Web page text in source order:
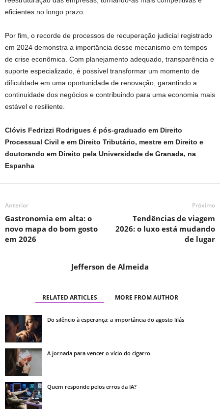
eficientes no longo prazo.
Por fim, o recorde de processos de recuperação judicial registrado
em 2024 demonstra a importância desse mecanismo em tempos
de crise econômica. Com planejamento adequado, transparência e
suporte especializado, é possível transformar um momento de
dificuldade em uma oportunidade de renovação, garantindo a
continuidade dos negócios e contribuindo para uma economia mais
estável e resiliente.
Clóvis Fedrizzi Rodrigues é pós-graduado em Direito
Processual Civil e em Direito Tributário, mestre em Direito e
doutorando em Direito pela Universidade de Granada, na
Espanha
Anterior
Gastronomia em alta: o
novo mapa do bom gosto
em 2026
Próximo
Tendências de viagem
2026: o luxo está mudando
de lugar
Jefferson de Almeida
RELATED ARTICLES MORE FROM AUTHOR
Do silêncio à esperança: a importância do agosto lilás
A jornada para vencer o vício do cigarro
Quem responde pelos erros da IA?